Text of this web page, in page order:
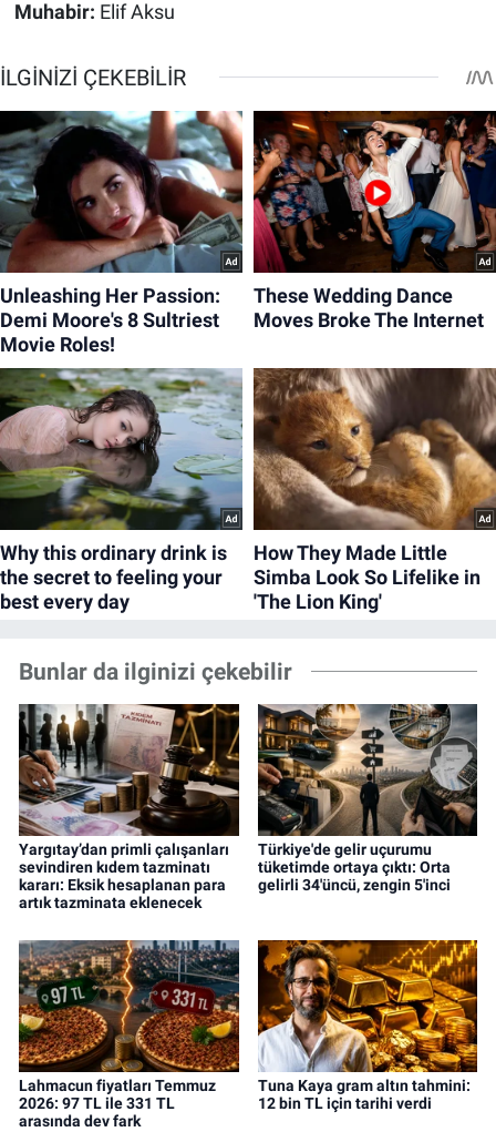
Muhabir: Elif Aksu
Bunlar da ilginizi çekebilir
Yargıtay’dan primli çalışanları
sevindiren kıdem tazminatı
kararı: Eksik hesaplanan para
artık tazminata eklenecek
Türkiye'de gelir uçurumu
tüketimde ortaya çıktı: Orta
gelirli 34'üncü, zengin 5'inci
Lahmacun fiyatları Temmuz
2026: 97 TL ile 331 TL
arasında dev fark
Tuna Kaya gram altın tahmini:
12 bin TL için tarihi verdi